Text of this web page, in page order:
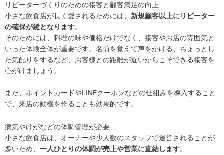
リピーターづくりのための接客と顧客満足の向上
小さな飲食店が長く愛されるためには、 新規顧客以上にリピーター
の確保が鍵となります。
そのためには、料理の味や価格だけでなく、接客やお店の雰囲気と
いった体験全体が重要です。名前を覚えて声をかける、ちょっとし
た気配りをするなど、お客様との距離が近いからこそできる接客を
心がけましょう。
また、ポイントカードやLINEクーポンなどの仕組みを導入すること
で、来店の動機を作ることも効果的です。
病気やけがなどの体調管理が必要
小さな飲食店は、オーナーや少人数のスタッフで運営されることが
多いため、 一人ひとりの体調が売上や営業に直結します。